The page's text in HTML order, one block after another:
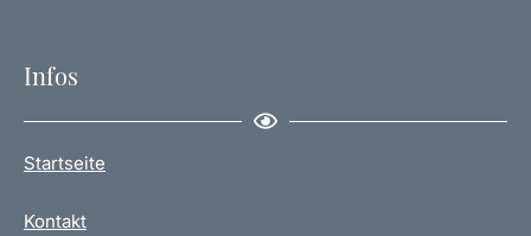
Infos
Startseite
Kontakt